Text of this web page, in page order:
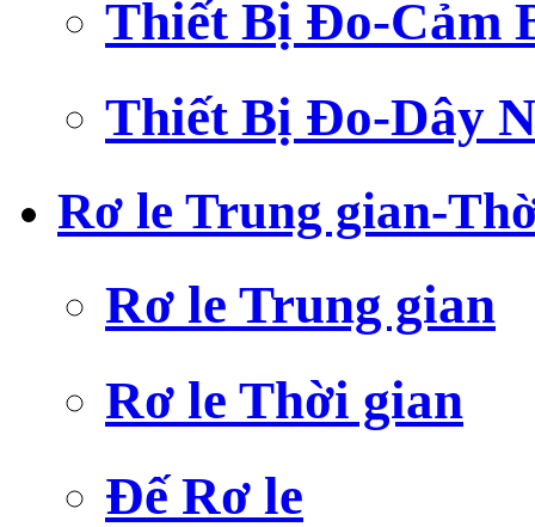
Thiết Bị Đo-Cảm
Thiết Bị Đo-Dây
Rơ le Trung gian-
Rơ le Trung gian
Rơ le Thời gian
Đế Rơ le